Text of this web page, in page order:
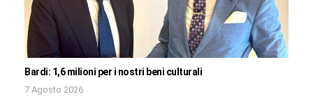
Bardi: 1,6 milioni per i nostri beni culturali
7 Agosto 2026